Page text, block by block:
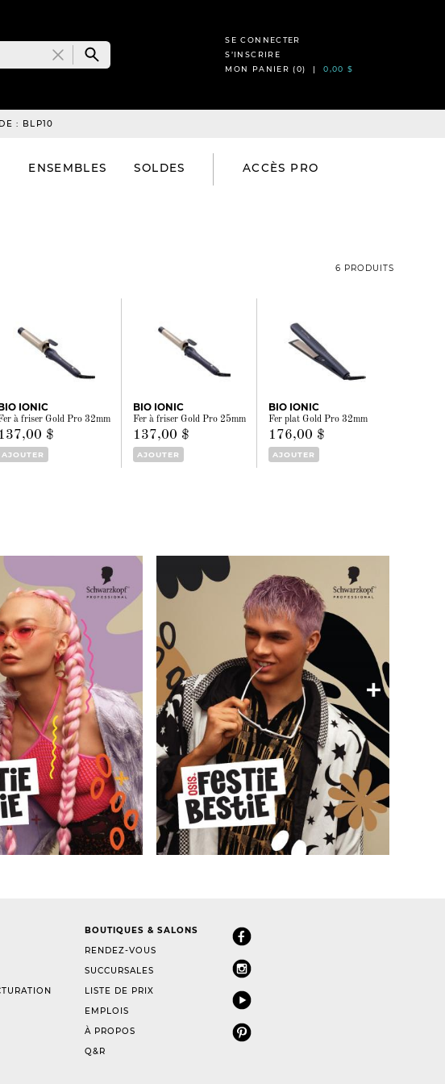
SE CONNECTER
S’INSCRIRE
MON PANIER (0) |0,00 $
: BLP10
ENSEMBLES SOLDES ACCÈS PRO
6 PRODUITS
IONIC
à friser Gold Pro 32mm
137,00 $
AJOUTER
BIO IONIC
Fer à friser Gold Pro 25mm
137,00 $
AJOUTER
BIO IONIC
Fer plat Gold Pro 32mm
176,00 $
AJOUTER
BOUTIQUES & SALONS
RENDEZ-VOUS
SUCCURSALES
LISTE DE PRIX
EMPLOIS
À PROPOS
Q&R